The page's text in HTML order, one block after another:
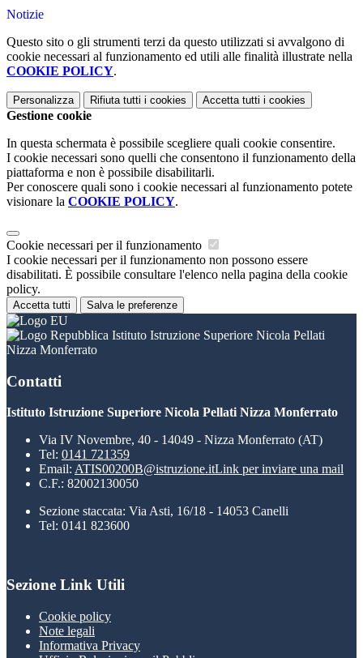
Notizie
Questo sito o gli strumenti terzi da questo utilizzati si avvalgono di
cookie necessari al funzionamento ed utili alle finalità illustrate nella
COOKIE POLICY.
Personalizza Rifiuta tutti i cookies Accetta tutti i cookies
Gestione cookie
In questa schermata è possibile scegliere quali cookie consentire.
I cookie necessari sono quelli che consentono il funzionamento della
piattaforma e non è possibile disabilitarli.
Per conoscere quali sono i cookie necessari al funzionamento potete
visionare la COOKIE POLICY.
Cookie necessari per il funzionamento
I cookie necessari per il funzionamento non possono essere
disabilitati. È possibile consultare l'elenco nella pagina della cookie
policy.
Accetta tutti Salva le preferenze
Istituto Istruzione Superiore Nicola Pellati
Nizza Monferrato
Contatti
Istituto Istruzione Superiore Nicola Pellati Nizza Monferrato
Via IV Novembre, 40 - 14049 - Nizza Monferrato (AT)
Tel: 0141 721359
Email: ATIS00200B@istruzione.itLink per inviare una mail
C.F.: 82002130050
Sezione staccata: Via Asti, 16/18 - 14053 Canelli
Tel: 0141 823600
Sezione Link Utili
Cookie policy
Note legali
Informativa Privacy